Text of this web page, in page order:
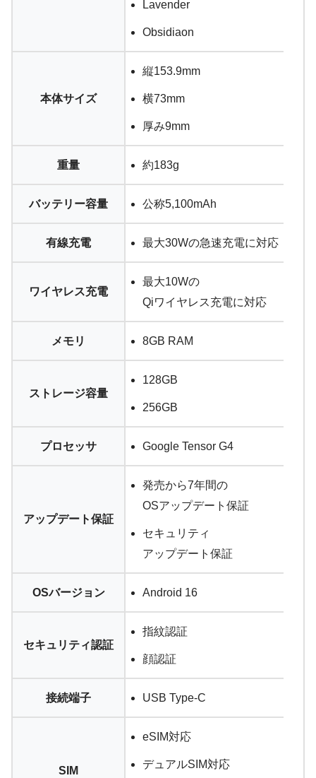
Lavender
Obsidiaon
本体サイズ
縦153.9mm
横73mm
厚み9mm
重量 約183g
バッテリー容量 公称5,100mAh
有線充電 最大30Wの急速充電に対応
ワイヤレス充電
最大10Wの
Qiワイヤレス充電に対応
メモリ 8GB RAM
ストレージ容量
128GB
256GB
プロセッサ Google Tensor G4
アップデート保証
発売から7年間の
OSアップデート保証
セキュリティ
アップデート保証
OSバージョン Android 16
セキュリティ認証
指紋認証
顔認証
接続端子 USB Type-C
SIM
eSIM対応
デュアルSIM対応